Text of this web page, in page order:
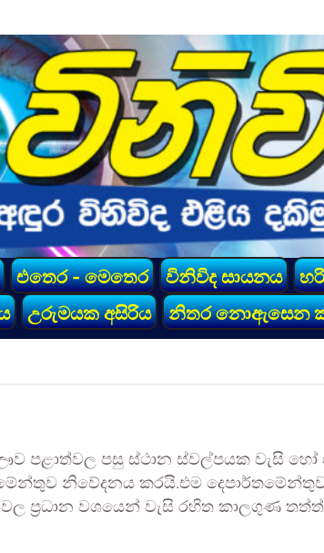
එතෙර - මෙතෙර විනිවිද සායනය
උරුමයක අසිරිය නිතර නොඇසෙන
පළාත්වල පසු ස්ථාන ස්වල්පයක වැසි
නිවේදනය කරයි.එම
ප්‍රධාන වශයෙන් වැසි රහිත කාලගුණ